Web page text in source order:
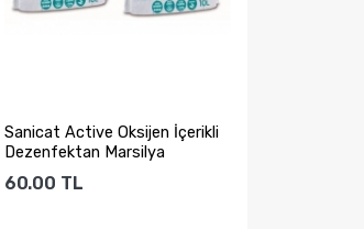
Sanicat Active Oksijen İçerikli
Dezenfektan Marsilya
Sabunu...
60.00 TL